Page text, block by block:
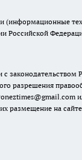
Российской
разрешения
размещение на